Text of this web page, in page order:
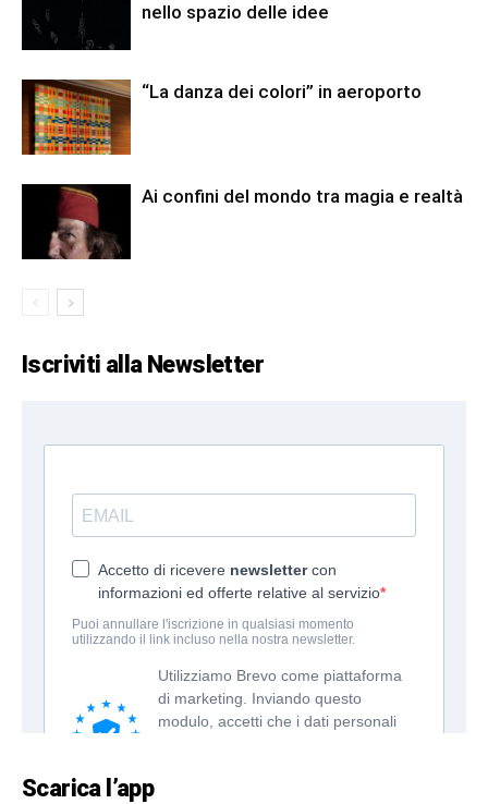
nello spazio delle idee
“La danza dei colori” in aeroporto
Ai confini del mondo tra magia e realtà
Iscriviti alla Newsletter
Scarica l’app